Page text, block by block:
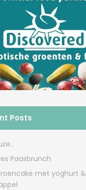
Posts
Paasbrunch
met yoghurt &